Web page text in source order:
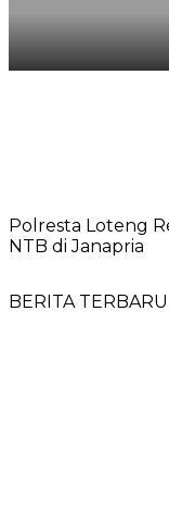
Polresta Loteng
NTB di Janapria
BERITA TERBARU